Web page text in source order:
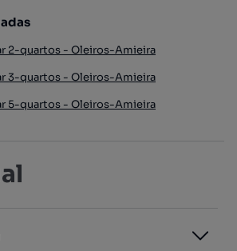
2-quartos - Oleiros-Amieira
3-quartos - Oleiros-Amieira
5-quartos - Oleiros-Amieira